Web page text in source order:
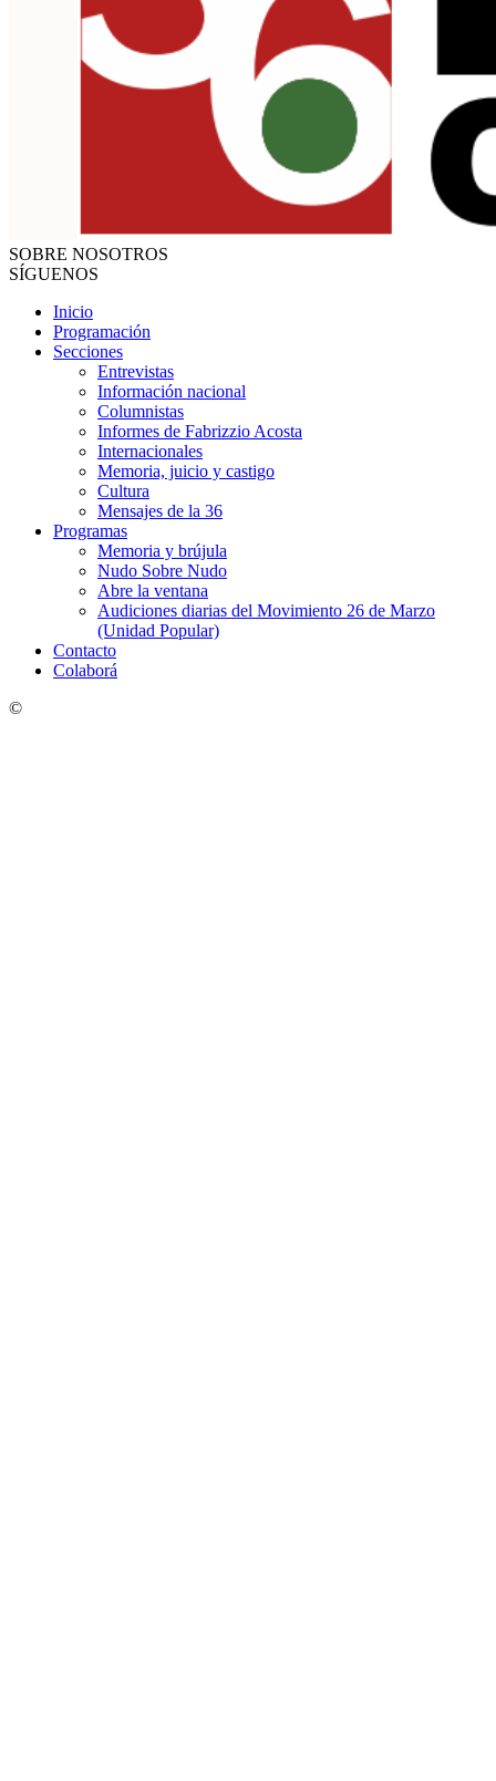
SOBRE NOSOTROS
SÍGUENOS
Inicio
Programación
Secciones
Entrevistas
Información nacional
Columnistas
Informes de Fabrizzio Acosta
Internacionales
Memoria, juicio y castigo
Cultura
Mensajes de la 36
Programas
Memoria y brújula
Nudo Sobre Nudo
Abre la ventana
Audiciones diarias del Movimiento 26 de Marzo
(Unidad Popular)
Contacto
Colaborá
©